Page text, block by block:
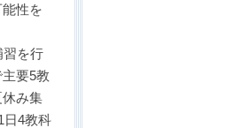
性を
習を行
要5教
み集
日4教科